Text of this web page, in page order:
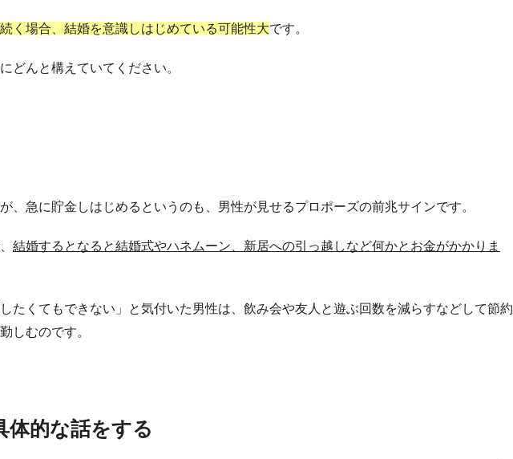
く場合、結婚を意識しはじめている可能性大です。
どんと構えていてください。
、急に貯金しはじめるというのも、男性が見せるプロポーズの前兆サインです。
結婚するとなると結婚式やハネムーン、新居への引っ越しなど何かとお金がかかりま
たくてもできない」と気付いた男性は、飲み会や友人と遊ぶ回数を減らすなどして節約
しむのです。
体的な話をする